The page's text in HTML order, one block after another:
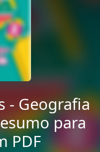
- Geografia
para
PDF